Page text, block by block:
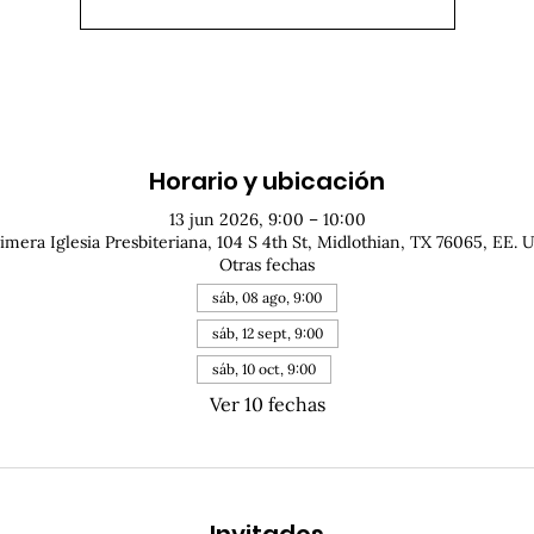
Horario y ubicación
13 jun 2026, 9:00 – 10:00
Iglesia Presbiteriana, 104 S 4th St, Midlothian, TX 76065, EE.
Otras fechas
sáb, 08 ago, 9:00
sáb, 12 sept, 9:00
sáb, 10 oct, 9:00
Ver 10 fechas